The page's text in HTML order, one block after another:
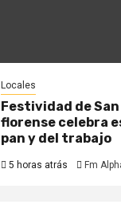
Locales
Festividad de
florense celebra
pan y del trabajo
5 horas atrás Fm